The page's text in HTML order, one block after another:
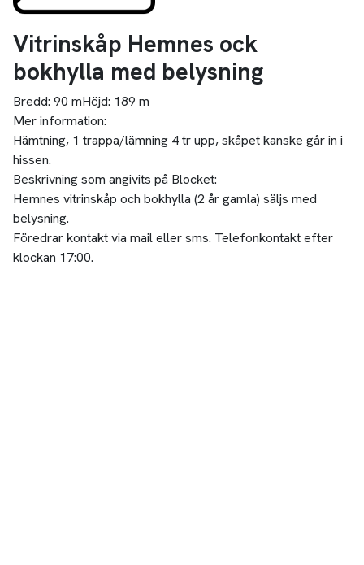
Vitrinskåp Hemnes ock
bokhylla med belysning
Bredd: 90 mHöjd: 189 m
Mer information:
Hämtning, 1 trappa/lämning 4 tr upp, skåpet kanske går in i
hissen.
Beskrivning som angivits på Blocket:
Hemnes vitrinskåp och bokhylla (2 år gamla) säljs med
belysning.
Föredrar kontakt via mail eller sms. Telefonkontakt efter
klockan 17:00.